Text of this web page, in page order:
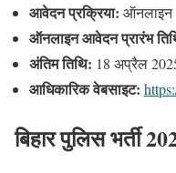
आवेदन प्रक्रिया: ऑनलाइन
ऑनलाइन आवेदन प्रारंभ
अंतिम तिथि: 18 अप्रैल
आधिकारिक वेबसाइट:
बिहार पुलिस भर्ती